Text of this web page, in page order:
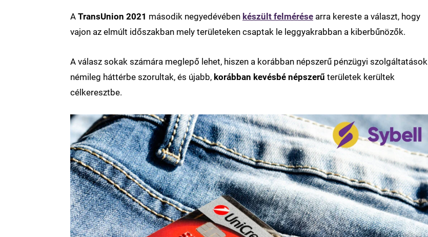
A TransUnion 2021 második negyedévében készült felmérése arra kereste a választ, hogy
vajon az elmúlt időszakban mely területeken csaptak le leggyakrabban a kiberbűnözők.
A válasz sokak számára meglepő lehet, hiszen a korábban népszerű pénzügyi szolgáltatások
némileg háttérbe szorultak, és újabb, korábban kevésbé népszerű területek kerültek
célkeresztbe.